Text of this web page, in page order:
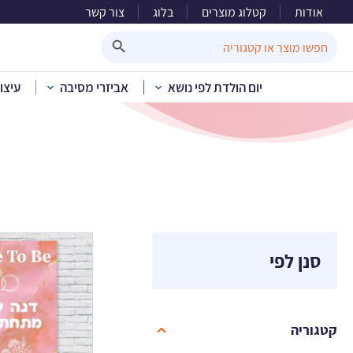
אודות קטלוג מוצרים בלוג צור קשר
for:
יום הולדת לפי נושא אביזרי מסיבה
סנן לפי
קטגוריה